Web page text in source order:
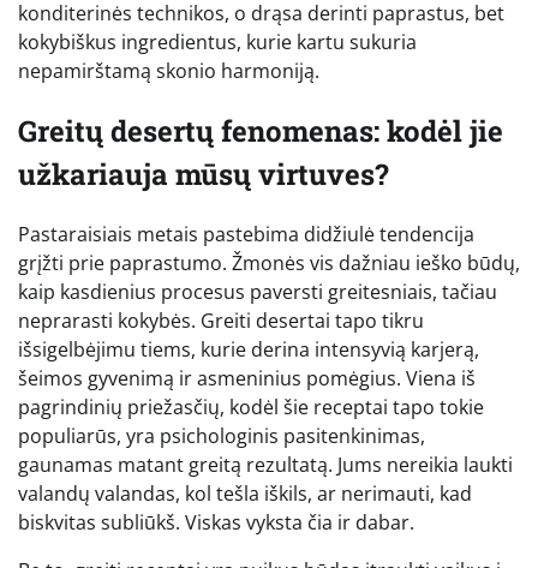
konditerinės technikos, o drąsa derinti paprastus, bet
kokybiškus ingredientus, kurie kartu sukuria
nepamirštamą skonio harmoniją.
Greitų desertų fenomenas: kodėl jie
užkariauja mūsų virtuves?
Pastaraisiais metais pastebima didžiulė tendencija
grįžti prie paprastumo. Žmonės vis dažniau ieško būdų,
kaip kasdienius procesus paversti greitesniais, tačiau
neprarasti kokybės. Greiti desertai tapo tikru
išsigelbėjimu tiems, kurie derina intensyvią karjerą,
šeimos gyvenimą ir asmeninius pomėgius. Viena iš
pagrindinių priežasčių, kodėl šie receptai tapo tokie
populiarūs, yra psichologinis pasitenkinimas,
gaunamas matant greitą rezultatą. Jums nereikia laukti
valandų valandas, kol tešla iškils, ar nerimauti, kad
biskvitas subliūkš. Viskas vyksta čia ir dabar.